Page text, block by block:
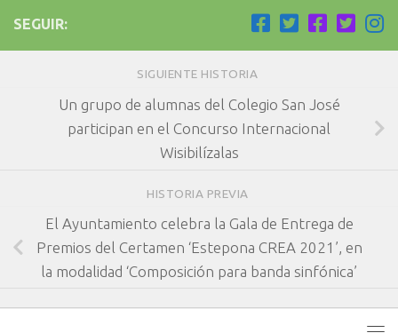
SEGUIR:
SIGUIENTE HISTORIA
Un grupo de alumnas del Colegio San José
participan en el Concurso Internacional
Wisibilízalas
HISTORIA PREVIA
El Ayuntamiento celebra la Gala de Entrega de
Premios del Certamen ‘Estepona CREA 2021’, en
la modalidad ‘Composición para banda sinfónica’